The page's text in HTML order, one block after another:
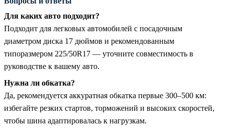
Для каких авто подходит?
Подходит для легковых автомобилей с посадочным
диаметром диска 17 дюймов и рекомендованным
типоразмером 225/50R17 — уточните совместимость в
руководстве к вашему авто.
Нужна ли обкатка?
Да, рекомендуется аккуратная обкатка первые 300–500 км:
избегайте резких стартов, торможений и высоких скоростей,
чтобы шина адаптировалась к нагрузкам.